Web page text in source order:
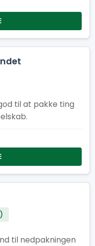
til at pakke ting
til nedpakningen